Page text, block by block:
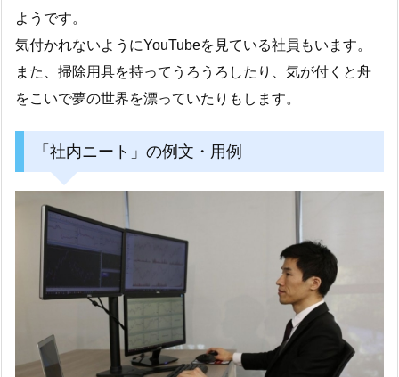
ようです。
気付かれないようにYouTubeを見ている社員もいます。
また、掃除用具を持ってうろうろしたり、気が付くと舟
をこいで夢の世界を漂っていたりもします。
「社内ニート」の例文・用例